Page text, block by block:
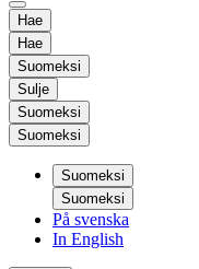
Hae
Hae
Suomeksi
Sulje
Suomeksi
Suomeksi
Suomeksi
Suomeksi
På svenska
In English